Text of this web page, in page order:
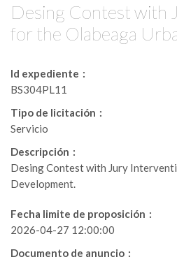
Desing Contest with
for the Olabeaga
Id expediente
BS304PL11
Tipo de licitación
Servicio
Descripción
Desing Contest with Jury
Development.
Fecha limite de proposición
2026-04-27 12:00:00
Documento de anuncio